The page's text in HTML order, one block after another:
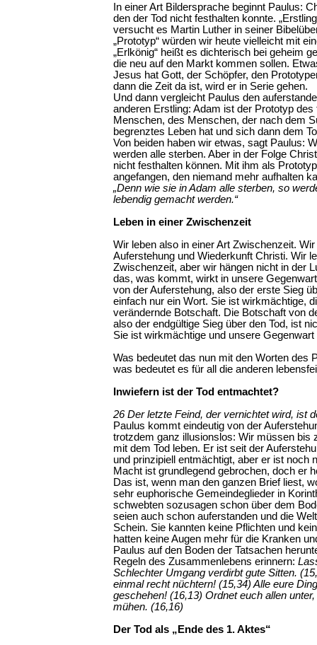
In einer Art Bildersprache beginnt Paulus:
den der Tod nicht festhalten konnte.
versucht es Martin Luther in seiner
„Prototyp“ würden wir heute vielleicht mit
„Erlkönig“ heißt es dichterisch bei geheim
die neu auf den Markt kommen sollen.
Jesus hat Gott, der Schöpfer, den
dann die Zeit da ist, wird er in Serie gehen.
Und dann vergleicht Paulus den
anderen Erstling: Adam ist der Prototyp des
Menschen, des Menschen, der nach dem
begrenztes Leben hat und sich dann dem
Von beiden haben wir etwas, sagt Paulus:
werden alle sterben. Aber in der Folge
nicht festhalten können. Mit ihm als
angefangen, den niemand mehr aufhalten
„Denn wie sie in Adam alle sterben, so
lebendig gemacht werden.“
Leben in einer Zwischenzeit
Wir leben also in einer Art Zwischenzeit.
Auferstehung und Wiederkunft Christi. Wir
Zwischenzeit, aber wir hängen nicht in der
das, was kommt, wirkt in unsere
von der Auferstehung, also der erste Sieg
einfach nur ein Wort. Sie ist wirkmächtige,
verändernde Botschaft. Die Botschaft von
also der endgültige Sieg über den Tod, ist
Sie ist wirkmächtige und unsere
Was bedeutet das nun mit den Worten des
was bedeutet es für all die anderen
Inwiefern ist der Tod entmachtet?
26 Der letzte Feind, der vernichtet wird, ist
Paulus kommt eindeutig von der
trotzdem ganz illusionslos: Wir müssen bis
mit dem Tod leben. Er ist seit der
und prinzipiell entmächtigt, aber er ist noch
Macht ist grundlegend gebrochen, doch er
Das ist, wenn man den ganzen Brief liest,
sehr euphorische Gemeindeglieder in
schwebten sozusagen schon über dem
seien auch schon auferstanden und die
Schein. Sie kannten keine Pflichten und
hatten keine Augen mehr für die Kranken
Paulus auf den Boden der Tatsachen
Regeln des Zusammenlebens erinnern:
Schlechter Umgang verdirbt gute Sitten.
einmal recht nüchtern! (15,34) Alle eure
geschehen! (16,13) Ordnet euch allen
mühen. (16,16)
Der Tod als „Ende des 1. Aktes“